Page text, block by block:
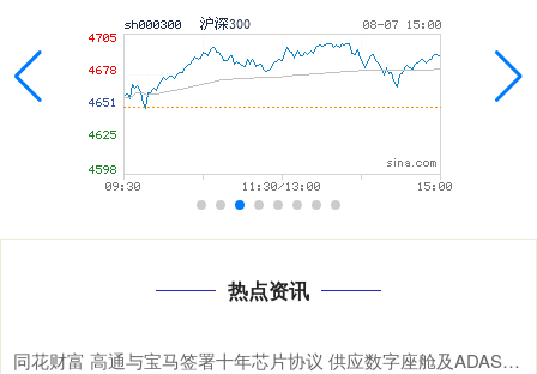
热点资讯
同花财富 高通与宝马签署十年芯片协议 供应数字座舱及ADAS计算芯片